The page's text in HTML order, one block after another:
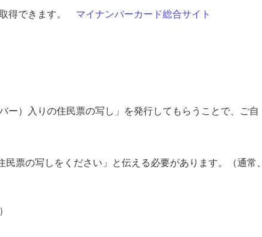
得できます。 マイナンバーカード総合サイト
ー）入りの住民票の写し」を発行してもらうことで、ご自
票の写しをください」と伝える必要があります。（通常、